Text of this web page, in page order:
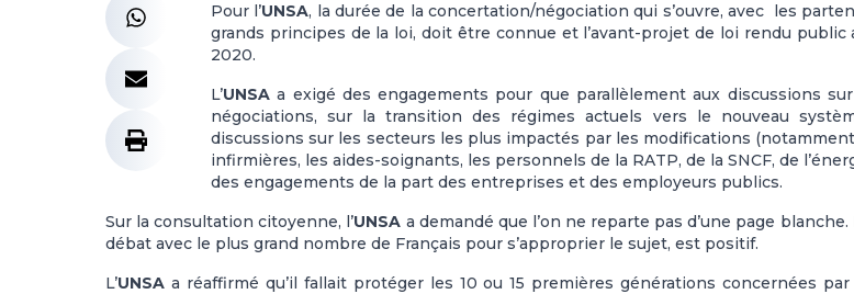
Pour l’UNSA, la durée de la concertation/négociation qui s’ouvre, avec les
grands principes de la loi, doit être connue et l’avant-projet de loi rendu
2020.
L’UNSA a exigé des engagements pour que parallèlement aux discussions
négociations, sur la transition des régimes actuels vers le nouveau
discussions sur les secteurs les plus impactés par les modifications
infirmières, les aides-soignants, les personnels de la RATP, de la SNCF, de
des engagements de la part des entreprises et des employeurs publics.
Sur la consultation citoyenne, l’UNSA a demandé que l’on ne reparte pas d’une page
débat avec le plus grand nombre de Français pour s’approprier le sujet, est positif.
L’UNSA a réaffirmé qu’il fallait protéger les 10 ou 15 premières générations concernées par